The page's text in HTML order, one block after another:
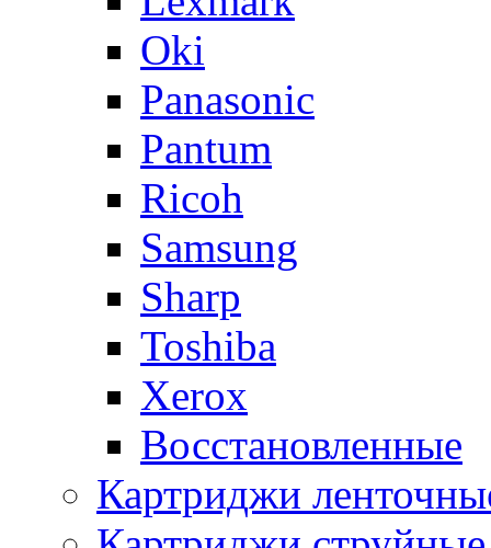
Oki
Panasonic
Pantum
Ricoh
Samsung
Sharp
Toshiba
Xerox
Восстановленные
Картриджи